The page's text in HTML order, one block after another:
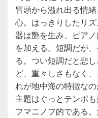
冒頭から溢れ出る情
心。はっきりしたリ
器は艶を生み、ピア
を加える。短調だが
る。つい短調だと悲
ど、重々しさもなく
れが地中海の特徴な
主題はぐっとテンポ
フマニノフ的である